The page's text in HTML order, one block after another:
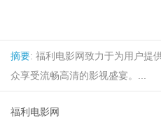
摘要: 福利电影网致力于为用户提
众享受流畅高清的影视盛宴。...
福利电影网